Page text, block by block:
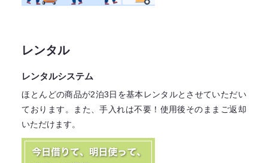
レンタル
レンタルシステム
ほとんどの商品が2泊3日を基本レンタルとさせていただい
ております。
また、手入れは不要！ 使用後そのままご返却
いただけます。